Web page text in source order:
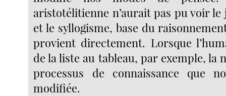
aristotélitienne n’aurait pas pu voir le
et le syllogisme, base du
provient directement. Lorsque
de la liste au tableau, par exemple, la
processus de connaissance que
modifiée.